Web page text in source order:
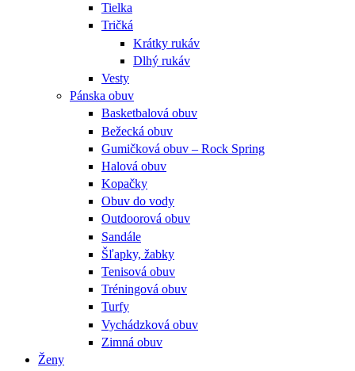
Tielka
Tričká
Krátky rukáv
Dlhý rukáv
Vesty
Pánska obuv
Basketbalová obuv
Bežecká obuv
Gumičková obuv – Rock Spring
Halová obuv
Kopačky
Obuv do vody
Outdoorová obuv
Sandále
Šľapky, žabky
Tenisová obuv
Tréningová obuv
Turfy
Vychádzková obuv
Zimná obuv
Ženy